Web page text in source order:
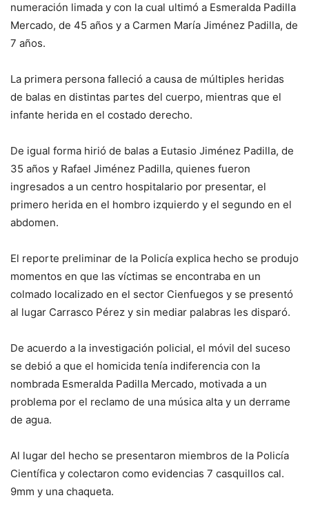
numeración limada y con la cual ultimó a Esmeralda Padilla
Mercado, de 45 años y a Carmen María Jiménez Padilla, de
7 años.
La primera persona falleció a causa de múltiples heridas
de balas en distintas partes del cuerpo, mientras que el
infante herida en el costado derecho.
De igual forma hirió de balas a Eutasio Jiménez Padilla, de
35 años y Rafael Jiménez Padilla, quienes fueron
ingresados a un centro hospitalario por presentar, el
primero herida en el hombro izquierdo y el segundo en el
abdomen.
El reporte preliminar de la Policía explica hecho se produjo
momentos en que las víctimas se encontraba en un
colmado localizado en el sector Cienfuegos y se presentó
al lugar Carrasco Pérez y sin mediar palabras les disparó.
De acuerdo a la investigación policial, el móvil del suceso
se debió a que el homicida tenía indiferencia con la
nombrada Esmeralda Padilla Mercado, motivada a un
problema por el reclamo de una música alta y un derrame
de agua.
Al lugar del hecho se presentaron miembros de la Policía
Científica y colectaron como evidencias 7 casquillos cal.
9mm y una chaqueta.